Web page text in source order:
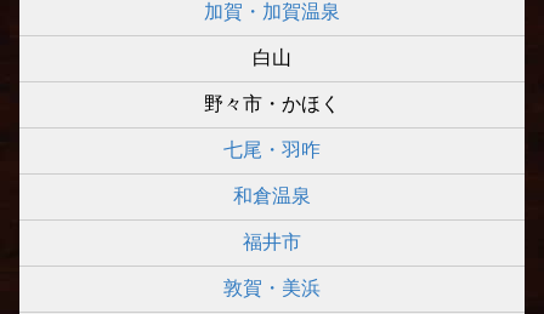
加賀・加賀温泉
白山
野々市・かほく
七尾・羽咋
和倉温泉
福井市
敦賀・美浜